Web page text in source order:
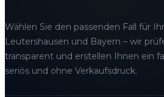
Wählen Sie den passenden Fall für
Leutershausen und Bayern – wir
transparent und erstellen Ihnen ein
seriös und ohne Verkaufsdruck.